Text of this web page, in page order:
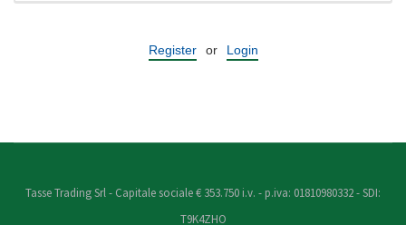
Register or Login
Tasse Trading Srl - Capitale sociale € 353.750 i.v. - p.iva: 01810980332 - SDI:
T9K4ZHO